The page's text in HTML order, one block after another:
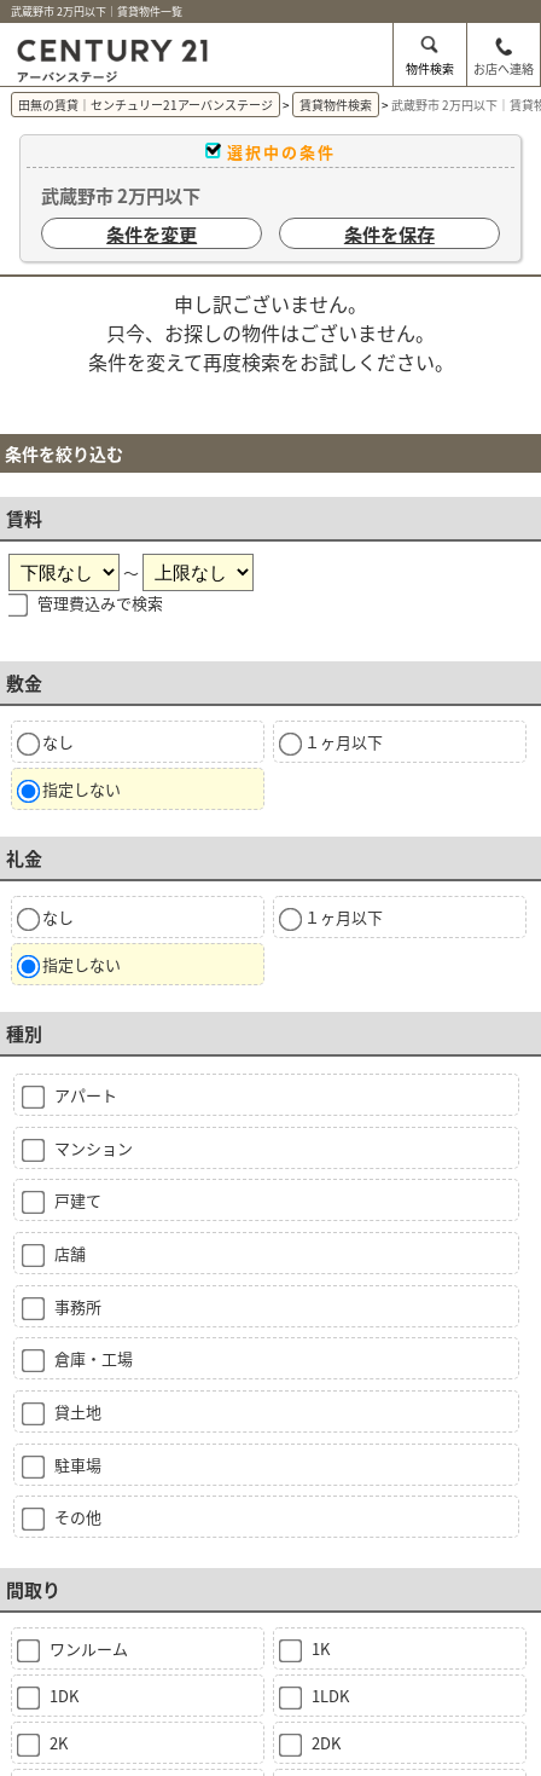
武蔵野市 2万円以下｜賃貸物件一覧
物件検索
お店へ連絡
田無の賃貸｜センチュリー21アーバンステージ
賃貸物件検索 武蔵野市 2万円以下｜賃貸
選択中の条件
武蔵野市 2万円以下
条件を変更
条件を保存
申し訳ございません。
只今、お探しの物件はございません。
条件を変えて再度検索をお試しください。
条件を絞り込む
賃料
～
管理費込みで検索
敷金
なし １ヶ月以下
指定しない
礼金
なし １ヶ月以下
指定しない
種別
アパート
マンション
戸建て
店舗
事務所
倉庫・工場
貸土地
駐車場
その他
間取り
ワンルーム 1K
1DK 1LDK
2K 2DK